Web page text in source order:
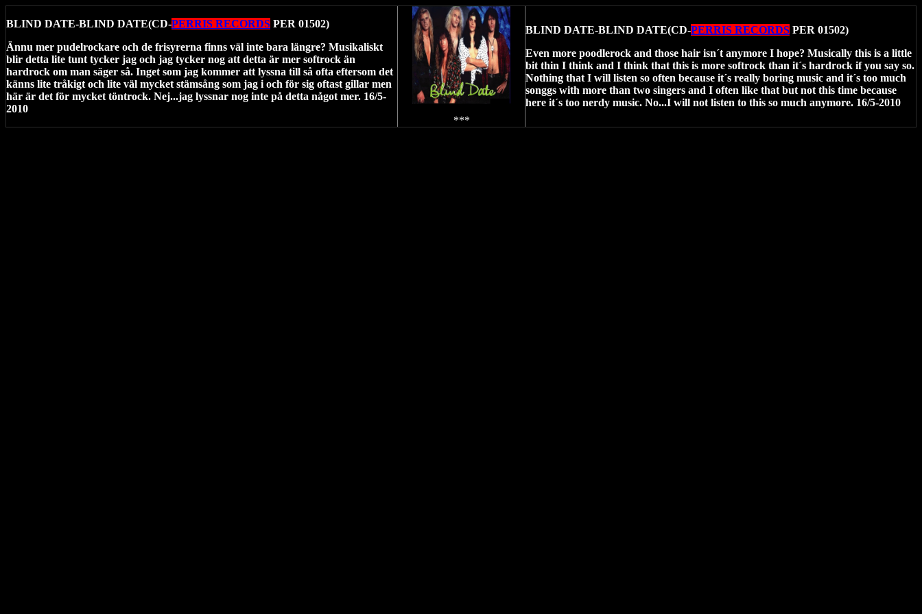
BLIND DATE-BLIND DATE(CD-PERRIS RECORDS PER 01502)
Ännu mer pudelrockare och de frisyrerna finns väl inte bara längre? Musikaliskt
blir detta lite tunt tycker jag och jag tycker nog att detta är mer softrock än
hardrock om man säger så. Inget som jag kommer att lyssna till så ofta eftersom det
känns lite tråkigt och lite väl mycket stämsång som jag i och för sig oftast gillar men
här är det för mycket töntrock. Nej...jag lyssnar nog inte på detta något mer. 16/5-
2010
***
BLIND DATE-BLIND DATE(CD-PERRIS RECORDS PER 01502)
Even more poodlerock and those hair isn´t anymore I hope? Musically this is a little
bit thin I think and I think that this is more softrock than it´s hardrock if you say so.
Nothing that I will listen so often because it´s really boring music and it´s too much
songgs with more than two singers and I often like that but not this time because
here it´s too nerdy music. No...I will not listen to this so much anymore. 16/5-2010